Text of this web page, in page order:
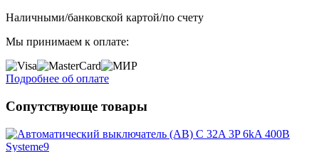
Наличными/банковской картой/по счету
Мы принимаем к оплате:
Подробнее об оплате
Сопутствующе товары